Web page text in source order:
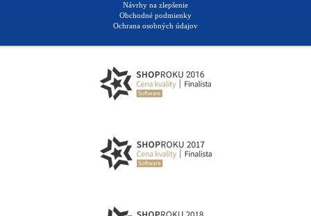
Návrhy na zlepšenie
Obchodné podmienky
Ochrana osobných údajov